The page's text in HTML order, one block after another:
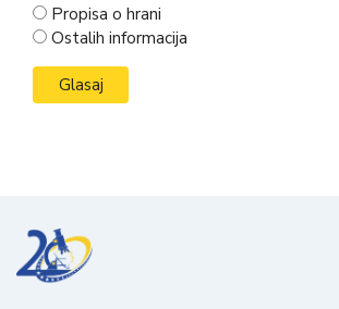
Propisa o hrani
Ostalih informacija